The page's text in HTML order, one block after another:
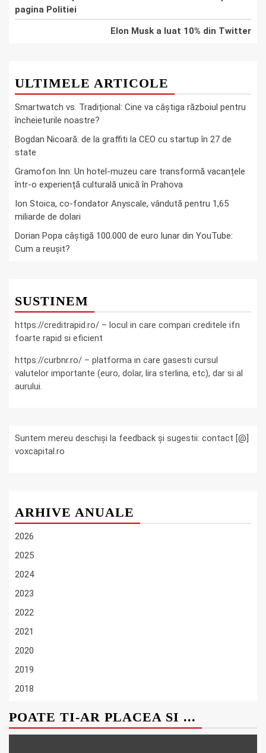
pagina Politiei
Elon Musk a luat 10% din Twitter
ULTIMELE ARTICOLE
Smartwatch vs. Tradițional: Cine va câștiga războiul pentru
încheieturile noastre?
Bogdan Nicoară: de la graffiti la CEO cu startup în 27 de
state
Gramofon Inn: Un hotel-muzeu care transformă vacanțele
într-o experiență culturală unică în Prahova
Ion Stoica, co-fondator Anyscale, vândută pentru 1,65
miliarde de dolari
Dorian Popa câștigă 100.000 de euro lunar din YouTube:
Cum a reușit?
SUSTINEM
https://creditrapid.ro/ – locul in care compari creditele ifn
foarte rapid si eficient
https://curbnr.ro/ – platforma in care gasesti cursul
valutelor importante (euro, dolar, lira sterlina, etc), dar si al
aurului.
Suntem mereu deschiși la feedback și sugestii: contact [@]
voxcapital.ro
ARHIVE ANUALE
2026
2025
2024
2023
2022
2021
2020
2019
2018
POATE TI-AR PLACEA SI ...